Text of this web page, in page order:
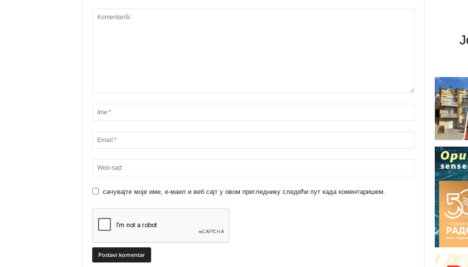
сачувајте моје име, е-маил и веб сајт у овом прегледнику следећи пут када коментаришем.